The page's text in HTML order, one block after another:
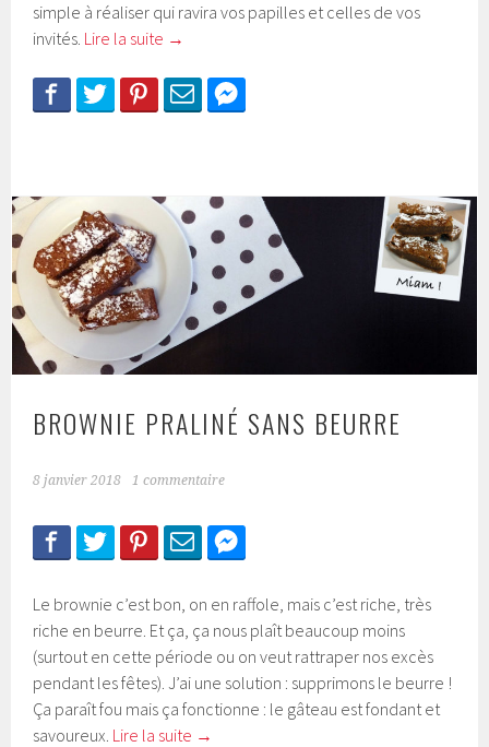
simple à réaliser qui ravira vos papilles et celles de vos
invités. Lire la suite →
BROWNIE PRALINÉ SANS BEURRE
8 janvier 2018 1 commentaire
Le brownie c’est bon, on en raffole, mais c’est riche, très
riche en beurre. Et ça, ça nous plaît beaucoup moins
(surtout en cette période ou on veut rattraper nos excès
pendant les fêtes). J’ai une solution : supprimons le beurre !
Ça paraît fou mais ça fonctionne : le gâteau est fondant et
savoureux. Lire la suite →